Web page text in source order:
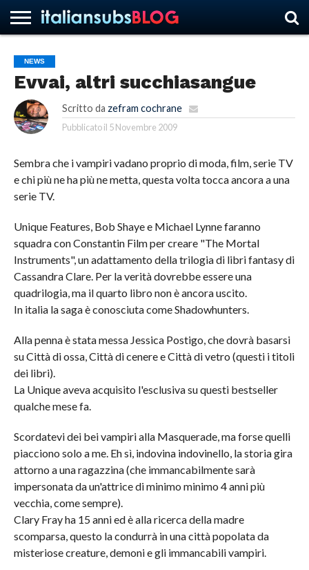
HOME
NEWS
ASCOLTI
RECENSIONI
INTERVISTE
CURIOSITÀ
CHI
SIAMO
CONTATTACI
FORUM
ITALIANSUBS
NEWS
Evvai, altri succhiasangue
Scritto da zefram cochrane
Pubblicato il 5 Novembre 2009
Sembra che i vampiri vadano proprio di moda, film, serie TV
e chi più ne ha più ne metta, questa volta tocca ancora a una
serie TV.
Unique Features, Bob Shaye e Michael Lynne faranno
squadra con Constantin Film per creare "The Mortal
Instruments", un adattamento della trilogia di libri fantasy di
Cassandra Clare. Per la verità dovrebbe essere una
quadrilogia, ma il quarto libro non è ancora uscito.
In italia la saga è conosciuta come Shadowhunters.
Alla penna è stata messa Jessica Postigo, che dovrà basarsi
su Città di ossa, Città di cenere e Città di vetro (questi i titoli
dei libri).
La Unique aveva acquisito l'esclusiva su questi bestseller
qualche mese fa.
Scordatevi dei bei vampiri alla Masquerade, ma forse quelli
piacciono solo a me. Eh sì, indovina indovinello, la storia gira
attorno a una ragazzina (che immancabilmente sarà
impersonata da un'attrice di minimo minimo 4 anni più
vecchia, come sempre).
Clary Fray ha 15 anni ed è alla ricerca della madre
scomparsa, questo la condurrà in una città popolata da
misteriose creature, demoni e gli immancabili vampiri.